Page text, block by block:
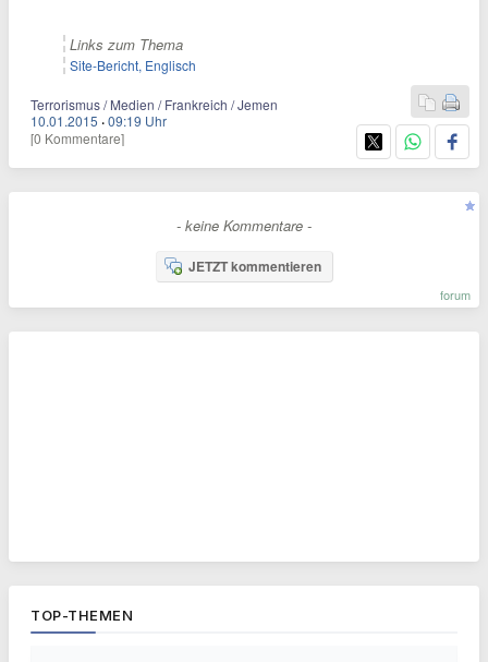
Links zum Thema
Site-Bericht, Englisch
Terrorismus / Medien / Frankreich / Jemen
10.01.2015 ·09:19 Uhr
[0 Kommentare]
- keine Kommentare -
JETZT kommentieren
forum
TOP-THEMEN